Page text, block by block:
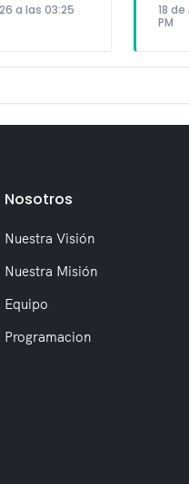
a las 03:25
18
PM
Nosotros
Nuestra Visión
Nuestra Misión
Equipo
Programacion